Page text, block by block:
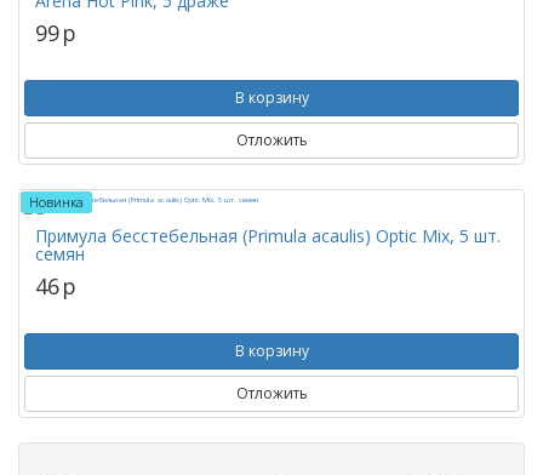
99p
В корзину
Отложить
Новинка
Примула бесстебельная (Primula acaulis) Optic Mix, 5 шт.
семян
46p
В корзину
Отложить